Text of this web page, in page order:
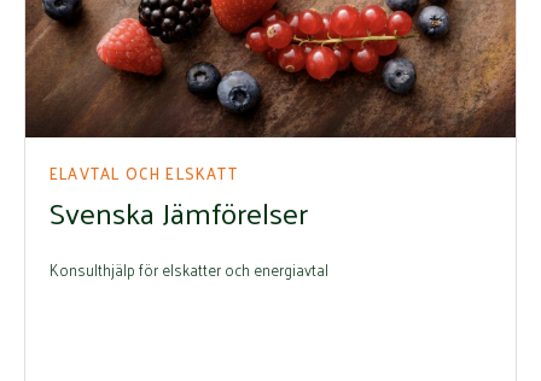
ELAVTAL OCH ELSKATT
Svenska Jämförelser
Konsulthjälp för elskatter och energiavtal